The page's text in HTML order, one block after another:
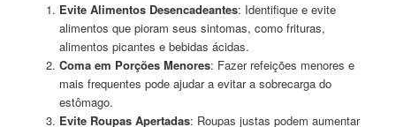
Evite Alimentos Desencadeantes: Identifique e evite
alimentos que pioram seus sintomas, como frituras,
alimentos picantes e bebidas ácidas.
Coma em Porções Menores: Fazer refeições menores e
mais frequentes pode ajudar a evitar a sobrecarga do
estômago.
Evite Roupas Apertadas: Roupas justas podem aumentar